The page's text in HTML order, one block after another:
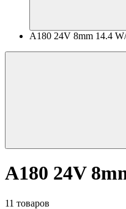
A180 24V 8mm 14.4
A180 24V
11 товаров